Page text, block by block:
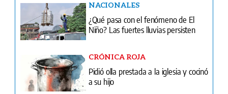
NACIONALES
¿Qué pasa con el fenómeno de El
Niño? Las fuertes lluvias persisten
CRÓNICA ROJA
Pidió olla prestada a la iglesia y cocinó
a su hijo